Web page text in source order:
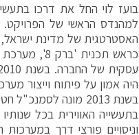
כראש
היה אמון על פיתוח וייצור
בשנת 2013 מונה
בתעשייה האווירית בכל
וניסויים פורצי דרך